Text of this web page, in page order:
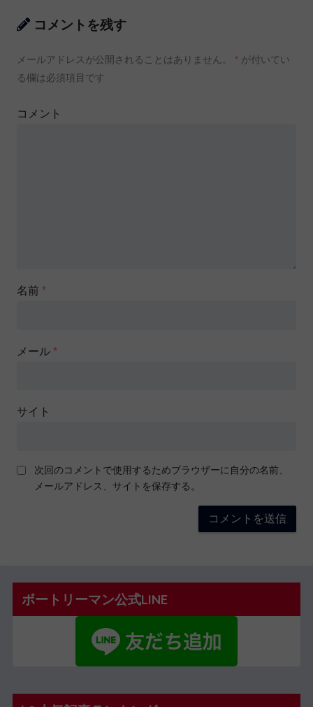
コメントを残す
メールアドレスが公開されることはありません。 * が付いてい
る欄は必須項目です
コメント
名前 *
メール *
サイト
次回のコメントで使用するためブラウザーに自分の名前、
メールアドレス、サイトを保存する。
ボートリーマン公式LINE